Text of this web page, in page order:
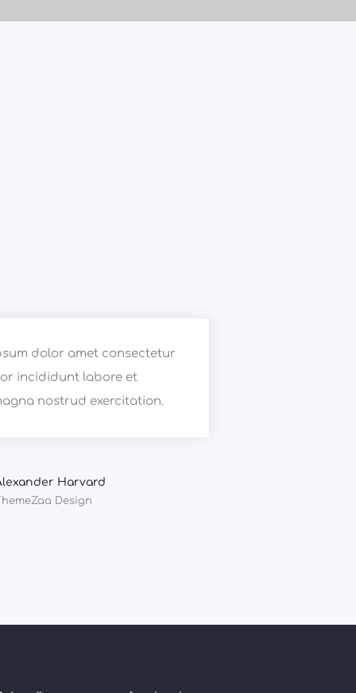
dolor amet consectetur
incididunt labore et
nostrud exercitation.
Harvard
Design